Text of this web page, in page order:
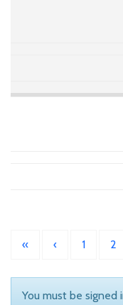
« ‹ 1 2
You must be